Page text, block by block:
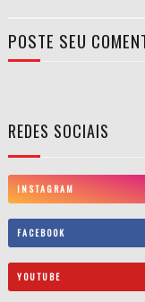
POSTE SEU
REDES SOCIAIS
INSTAGRAM
FACEBOOK
YOUTUBE